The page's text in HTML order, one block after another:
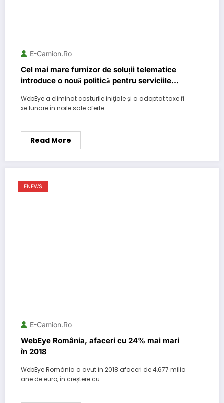
E-Camion.ro
Cel mai mare furnizor de soluții telematice
introduce o nouă politică pentru serviciile
WebEye a eliminat costurile iniţiale și a adoptat taxe fi
xe lunare în noile sale oferte…
Read More
ENEWS
E-Camion.ro
WebEye România, afaceri cu 24% mai mari
în 2018
WebEye România a avut în 2018 afaceri de 4,677 milio
ane de euro, în creștere cu…